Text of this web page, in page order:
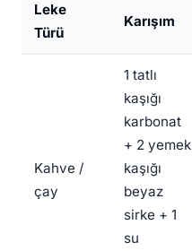
Leke
Türü
Karışım
Kahve /
çay
1 tatlı
kaşığı
karbonat
+ 2 yemek
kaşığı
beyaz
sirke + 1
su